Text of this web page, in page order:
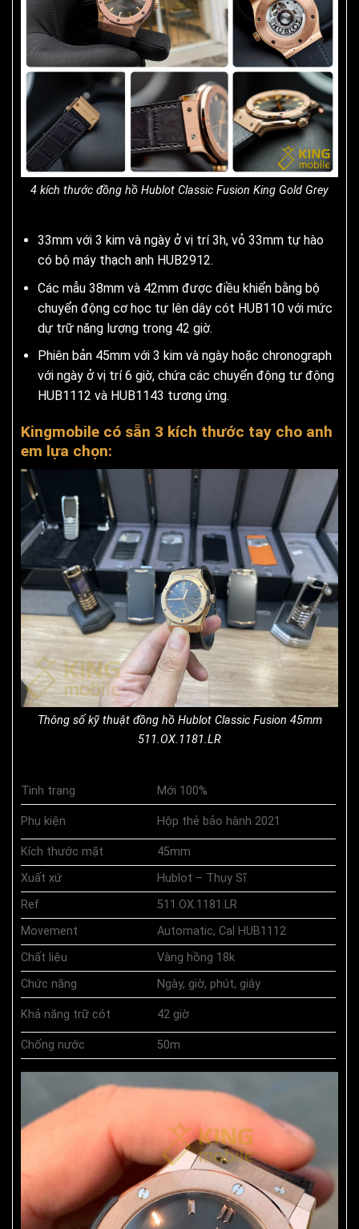
4 kích thước đồng hồ Hublot Classic Fusion King Gold Grey
33mm với 3 kim và ngày ở vị trí 3h, vỏ 33mm tự hào
có bộ máy thạch anh HUB2912.
Các mẫu 38mm và 42mm được điều khiển bằng bộ
chuyển động cơ học tự lên dây cót HUB110 với mức
dự trữ năng lượng trong 42 giờ.
Phiên bản 45mm với 3 kim và ngày hoặc chronograph
với ngày ở vị trí 6 giờ, chứa các chuyển động tư động
HUB1112 và HUB1143 tương ứng.
Kingmobile có sẵn 3 kích thước tay cho anh
em lựa chọn:
Thông số kỹ thuật đồng hồ Hublot Classic Fusion 45mm
511.OX.1181.LR
Tình trạng Mới 100%
Phụ kiện Hộp thẻ bảo hành 2021
Kích thước mặt
45mm
Xuất xứ
Hublot – Thụy Sĩ
Ref
511.OX.1181.LR
Movement
Automatic, Cal HUB1112
Chất liệu
Vàng hồng 18k
Chức năng
Ngày, giờ, phút, giây
Khả năng trữ cót 42 giờ
Chống nước 50m